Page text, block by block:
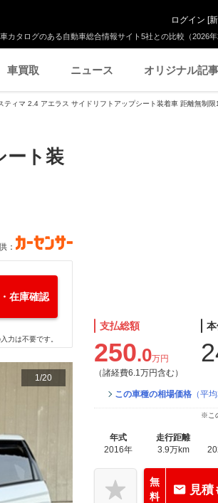
カタログのある自動車総合情報サイト5社との比較（2026年
ログイン [
車買取 ニュース オリジナル記事
ティマ 2.4 アエラス サイドリフトアップシート装着車 距離無制
ート装
：
在庫確認
力は不要です。
1/20
支払総額
250.0万円
（諸経費6.1万円含む）
この車種の相場価格 （平
※こ
年式
2016年
走行距離
3.9万km
無
料
見積